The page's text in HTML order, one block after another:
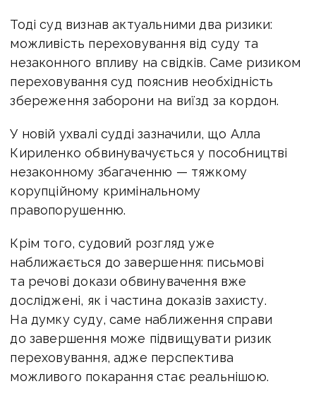
Тоді суд визнав актуальними два ризики:
можливість переховування від суду та
незаконного впливу на свідків. Саме ризиком
переховування суд пояснив необхідність
збереження заборони на виїзд за кордон.
У новій ухвалі судді зазначили, що Алла
Кириленко обвинувачується у пособництві
незаконному збагаченню — тяжкому
корупційному кримінальному
правопорушенню.
Крім того, судовий розгляд уже
наближається до завершення: письмові
та речові докази обвинувачення вже
досліджені, як і частина доказів захисту.
На думку суду, саме наближення справи
до завершення може підвищувати ризик
переховування, адже перспектива
можливого покарання стає реальнішою.